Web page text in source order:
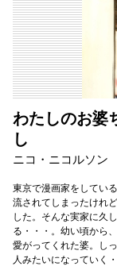
わたしのお婆
し
ニコ・ニコルソン
東京で漫画家をしてい
流されてしまったけれ
した。そんな実家に久
る・・・。幼い頃から
愛がってくれた婆。し
人みたいになっていく